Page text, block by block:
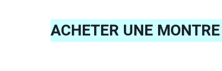
ACHETER UNE